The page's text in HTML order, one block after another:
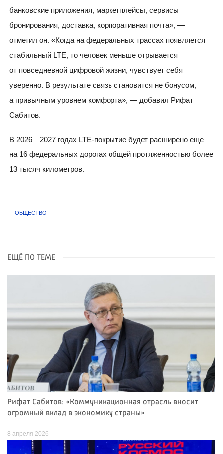
банковские приложения, маркетплейсы, сервисы
бронирования, доставка, корпоративная почта», —
отметил он. «Когда на федеральных трассах появляется
стабильный LTE, то человек меньше отрывается
от повседневной цифровой жизни, чувствует себя
уверенно. В результате связь становится не бонусом,
а привычным уровнем комфорта», — добавил Рифат
Сабитов.
В 2026—2027 годах LTE-покрытие будет расширено еще
на 16 федеральных дорогах общей протяженностью более
13 тысяч километров.
ОБЩЕСТВО
ЕЩЁ ПО ТЕМЕ
Рифат Сабитов: «Коммуникационная отрасль вносит
огромный вклад в экономику страны»
8 апреля 2026